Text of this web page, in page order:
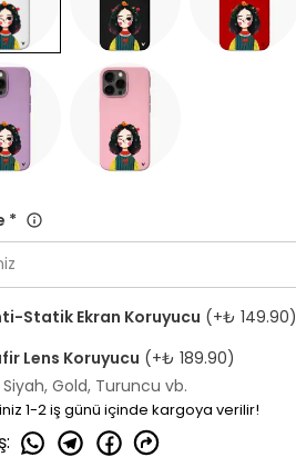
*
Statik Ekran Koruyucu (+₺ 149.90)
Lens Koruyucu (+₺ 189.90)
Siyah, Gold, Turuncu vb.
1-2 iş günü içinde kargoya verilir!
: